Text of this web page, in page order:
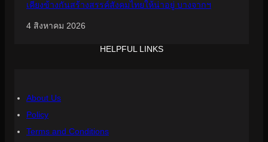
เคียงข้างกันสร้างสรรค์สังคมไทยให้น่าอยู่ บางจากฯ
4 สิงหาคม 2026
HELPFUL LINKS
About Us
Policy
Terms and Conditions